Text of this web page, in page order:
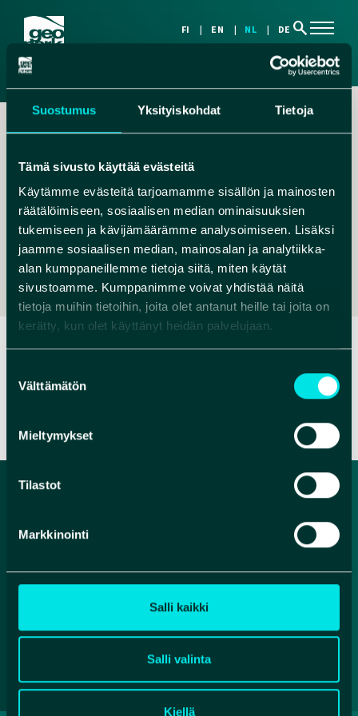
Suostumus Yksityiskohdat Tietoja
Tämä sivusto käyttää evästeitä
Käytämme evästeitä tarjoamamme sisällön ja mainosten
räätälöimiseen, sosiaalisen median ominaisuuksien
tukemiseen ja kävijämäärämme analysoimiseen. Lisäksi
jaamme sosiaalisen median, mainosalan ja analytiikka-
alan kumppaneillemme tietoja siitä, miten käytät
sivustoamme. Kumppanimme voivat yhdistää näitä
tietoja muihin tietoihin, joita olet antanut heille tai joita on
kerätty, kun olet käyttänyt heidän palvelujaan.
valinta
Välttämätön
Mieltymykset
Tilastot
Markkinointi
Salli kaikki
Salli valinta
Kiellä
FI EN NL DE search
,
JUHA.AITTA@HOTMAIL.COM
+358405168007
VERKKOSIVUT
Facebook
Instagram
YouTube